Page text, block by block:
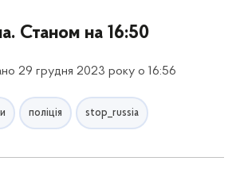
Станом на 16:50
29 грудня 2023 року о 16:56
поліція stop_russia